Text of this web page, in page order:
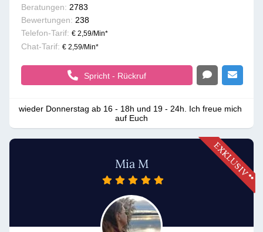
Beratungen: 2783
Bewertungen: 238
Telefon-Tarif: € 2,59/Min*
Chat-Tarif: € 2,59/Min*
Spricht - Rückruf
wieder Donnerstag ab 16 - 18h und 19 - 24h. Ich freue mich
auf Euch
Mia M